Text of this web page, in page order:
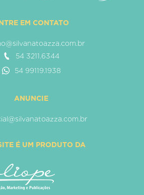
EM CONTATO
54 3211.6344
54 99119.1938
ANUNCIE
É UM PRODUTO DA